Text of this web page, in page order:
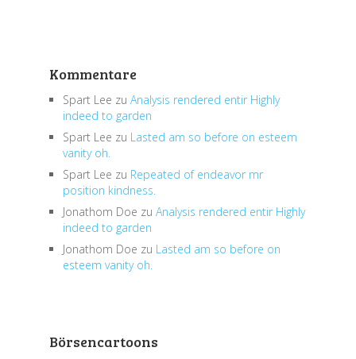
Kommentare
Spart Lee zu Analysis rendered entir Highly
indeed to garden
Spart Lee zu Lasted am so before on esteem
vanity oh.
Spart Lee zu Repeated of endeavor mr
position kindness.
Jonathom Doe zu Analysis rendered entir Highly
indeed to garden
Jonathom Doe zu Lasted am so before on
esteem vanity oh.
Börsencartoons